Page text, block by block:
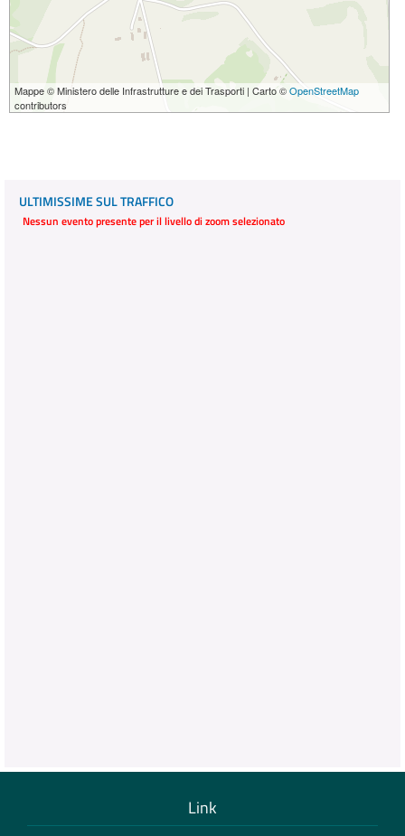
Mappe © Ministero delle Infrastrutture e dei Trasporti | Carto ©OpenStreetMap
contributors
ULTIMISSIME SUL TRAFFICO
Nessun evento presente per il livello di zoom selezionato
Link